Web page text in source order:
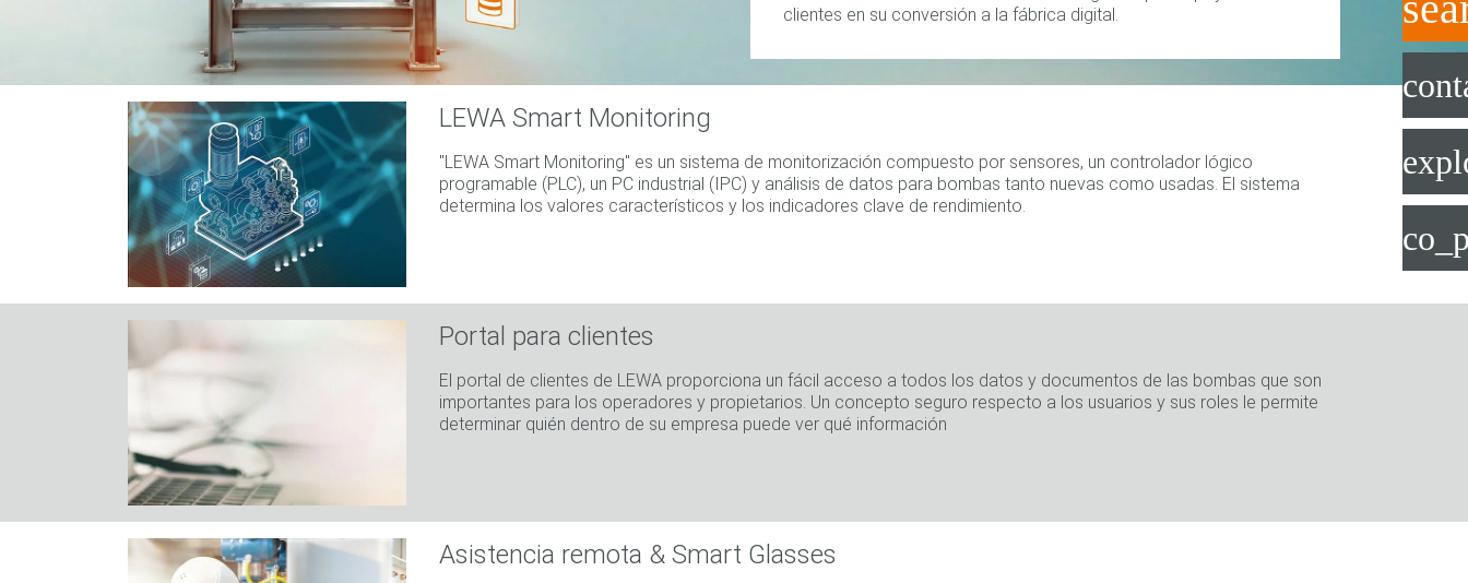
clientes en su conversión a la fábrica digital.
LEWA Smart Monitoring
"LEWA Smart Monitoring" es un sistema de monitorización compuesto por sensores, un controlador lógico
programable (PLC), un PC industrial (IPC) y análisis de datos para bombas tanto nuevas como usadas. El sistema
determina los valores característicos y los indicadores clave de rendimiento.
Portal para clientes
El portal de clientes de LEWA proporciona un fácil acceso a todos los datos y documentos de las bombas que son
importantes para los operadores y propietarios. Un concepto seguro respecto a los usuarios y sus roles le permite
determinar quién dentro de su empresa puede ver qué información
Asistencia remota & Smart Glasses